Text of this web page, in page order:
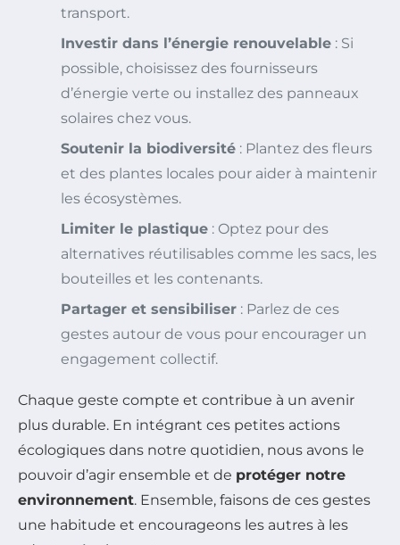
transport.
Investir dans l’énergie renouvelable : Si
possible, choisissez des fournisseurs
d’énergie verte ou installez des panneaux
solaires chez vous.
Soutenir la biodiversité : Plantez des fleurs
et des plantes locales pour aider à maintenir
les écosystèmes.
Limiter le plastique : Optez pour des
alternatives réutilisables comme les sacs, les
bouteilles et les contenants.
Partager et sensibiliser : Parlez de ces
gestes autour de vous pour encourager un
engagement collectif.
Chaque geste compte et contribue à un avenir
plus durable. En intégrant ces petites actions
écologiques dans notre quotidien, nous avons le
pouvoir d’agir ensemble et de protéger notre
environnement. Ensemble, faisons de ces gestes
une habitude et encourageons les autres à les